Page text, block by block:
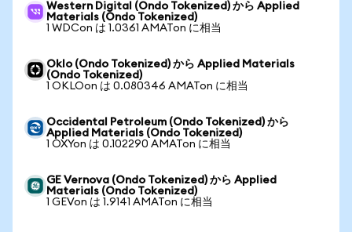
Western Digital (Ondo Tokenized) から Applied
Materials (Ondo Tokenized)
1 WDCon は 1.0361 AMATon に相当
Oklo (Ondo Tokenized) から Applied Materials
(Ondo Tokenized)
1 OKLOon は 0.080346 AMATon に相当
Occidental Petroleum (Ondo Tokenized) から
Applied Materials (Ondo Tokenized)
1 OXYon は 0.102290 AMATon に相当
GE Vernova (Ondo Tokenized) から Applied
Materials (Ondo Tokenized)
1 GEVon は 1.9141 AMATon に相当